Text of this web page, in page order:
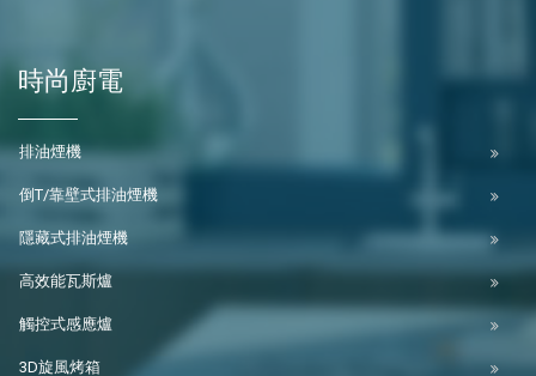
時尚廚電
排油煙機
倒T/靠壁式排油煙機
隱藏式排油煙機
高效能瓦斯爐
觸控式感應爐
3D旋風烤箱